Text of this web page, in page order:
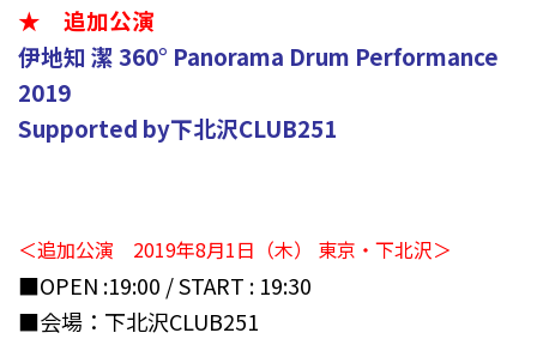
★ 追加公演
伊地知 潔 360° Panorama Drum Performance
2019
Supported by下北沢CLUB251
＜追加公演 2019年8月1日（木） 東京・下北沢＞
■OPEN :19:00 / START : 19:30
■会場：下北沢CLUB251